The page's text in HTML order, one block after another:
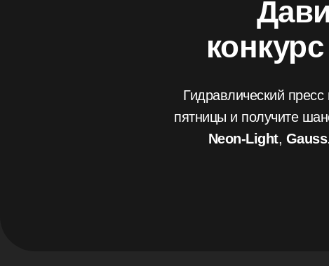
Гидравлический
пятницы и получите
Neon-Light, Gauss